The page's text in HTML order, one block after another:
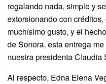
regalando nada, simple y
extorsionando con
muchísimo gusto, y el
de Sonora, esta entrega
nuestra presidenta Claudia
Al respecto, Edna Elena